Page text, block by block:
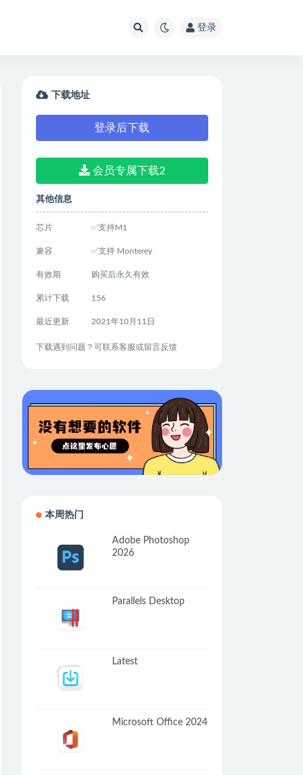
登录
下载地址
登录后下载
会员专属下载2
其他信息
芯片 ✅支持M1
兼容 ✅支持 Monterey
有效期 购买后永久有效
累计下载 156
最近更新 2021年10月11日
下载遇到问题？可联系客服或留言反馈
本周热门
Adobe Photoshop
2026
Parallels Desktop
Latest
Microsoft Office 2024